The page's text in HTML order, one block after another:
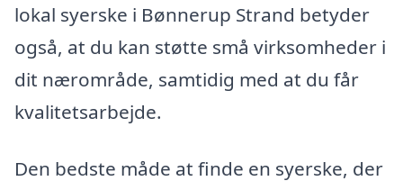
lokal syerske i Bønnerup Strand betyder
også, at du kan støtte små virksomheder i
dit nærområde, samtidig med at du får
kvalitetsarbejde.
Den bedste måde at finde en syerske, der